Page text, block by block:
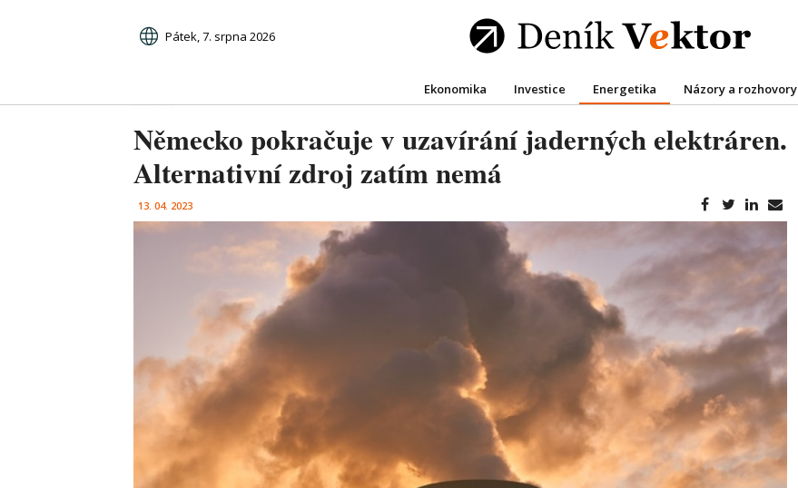
Pátek, 7. srpna 2026
Ekonomika Investice Energetika Názory a rozhovory
Německo pokračuje v uzavírání jaderných elektráren.
Alternativní zdroj zatím nemá
13. 04. 2023